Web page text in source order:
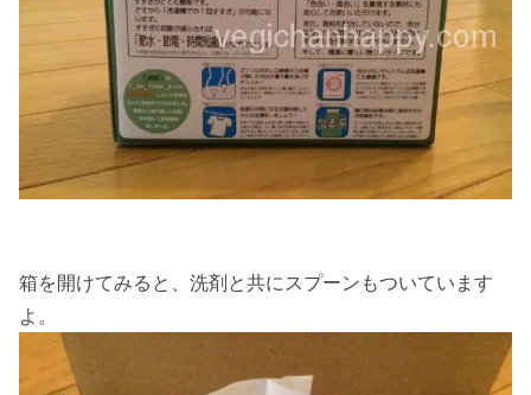
箱を開けてみると、洗剤と共にスプーンもついています
よ。